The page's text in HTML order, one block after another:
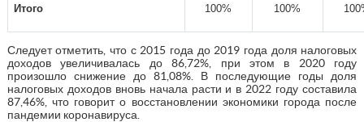
Итого 100% 100%
Следует отметить, что с 2015 года до 2019 года доля налоговых
доходов увеличивалась до 86,72%, при этом в 2020 году
произошло снижение до 81,08%. В последующие годы доля
налоговых доходов вновь начала расти и в 2022 году составила
87,46%, что говорит о восстановлении экономики города после
пандемии коронавируса.